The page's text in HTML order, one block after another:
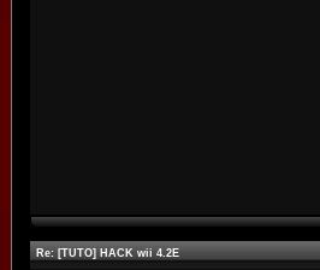
Re: [TUTO] HACK wii 4.2E